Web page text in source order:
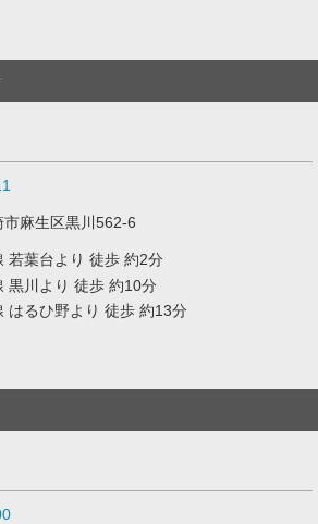
麻生区黒川562-6
若葉台より 徒歩 約2分
黒川より 徒歩 約10分
はるひ野より 徒歩 約13分